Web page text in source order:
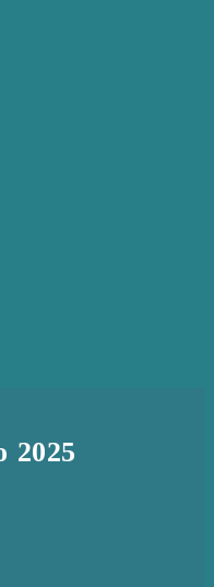
2025